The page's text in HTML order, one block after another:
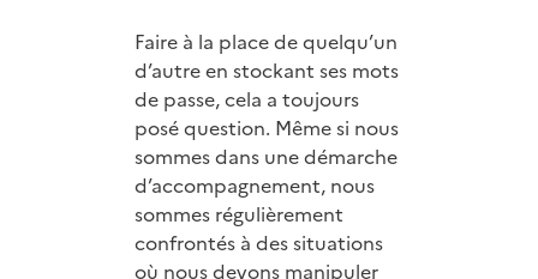
Faire à la place de quelqu’un
d’autre en stockant ses mots
de passe, cela a toujours
posé question. Même si nous
sommes dans une démarche
d’accompagnement, nous
sommes régulièrement
confrontés à des situations
où nous devons manipuler